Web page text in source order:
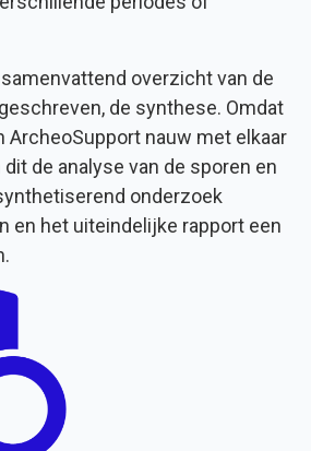
overzicht van de
de synthese. Omdat
ArcheoSupport nauw met elkaar
de analyse van de sporen en
onderzoek
en het uiteindelijke rapport een